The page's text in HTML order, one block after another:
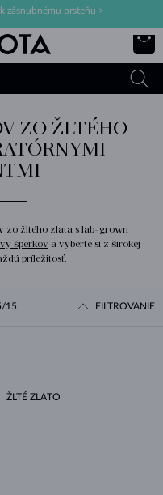
zásnubnému prsteňu >
ZO ŽLTÉHO
zo žltého zlata s lab-grown
šperkov a vyberte si z širokej
príležitosť.
15 FILTROVANIE
ŽLTÉ ZLATO